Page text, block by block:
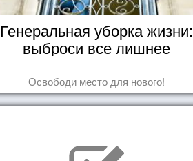
Генеральная уборка жизни:
выброси все лишнее
Освободи место для нового!